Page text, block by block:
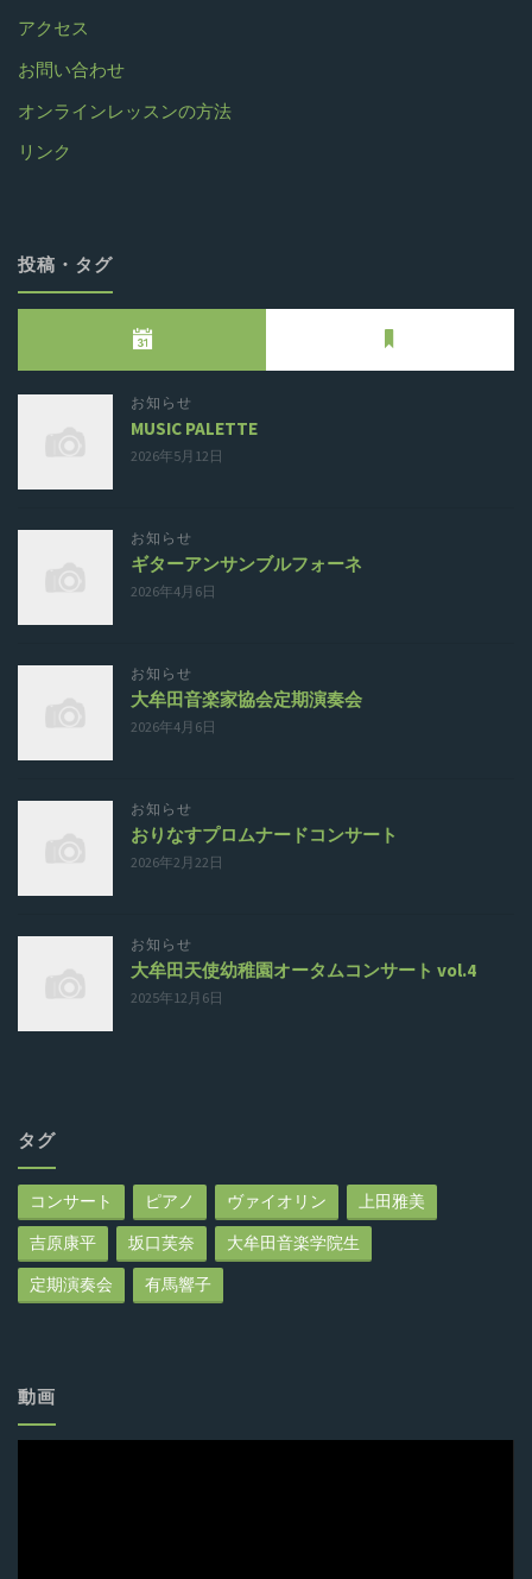
アクセス
お問い合わせ
オンラインレッスンの方法
リンク
投稿・タグ
お知らせ
MUSIC PALETTE
2026年5月12日
お知らせ
ギターアンサンブルフォーネ
2026年4月6日
お知らせ
大牟田音楽家協会定期演奏会
2026年4月6日
お知らせ
おりなすプロムナードコンサート
2026年2月22日
お知らせ
大牟田天使幼稚園オータムコンサート vol.4
2025年12月6日
タグ
コンサート ピアノ ヴァイオリン
上田雅美
吉原康平
坂口芙奈
大牟田音楽学院生
定期演奏会
有馬響子
動画